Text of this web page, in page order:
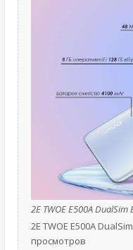
2E TWOE E500A DualSim
2E TWOE E500A
просмотров